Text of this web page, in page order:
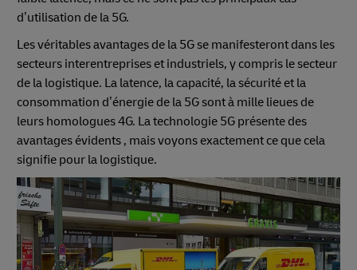
d’utilisation de la 5G.
Les véritables avantages de la 5G se manifesteront dans les
secteurs interentreprises et industriels, y compris le secteur
de la logistique. La latence, la capacité, la sécurité et la
consommation d’énergie de la 5G sont à mille lieues de
leurs homologues 4G. La technologie 5G présente des
avantages évidents , mais voyons exactement ce que cela
signifie pour la logistique.